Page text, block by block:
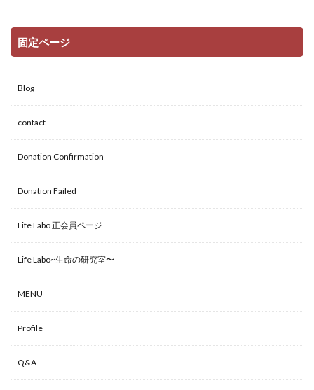
e
b
o
k
itt
er
ai
l
e
se
n
g
固定ページ
Blog
contact
Donation Confirmation
Donation Failed
Life Labo 正会員ページ
Life Labo~生命の研究室〜
MENU
Profile
Q&A